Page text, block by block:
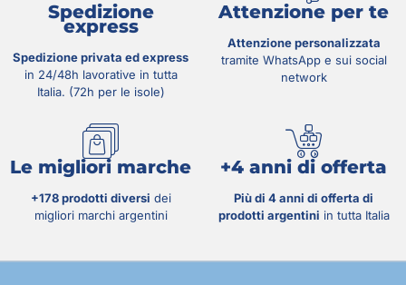
Spedizione
express
Spedizione privata ed express
in 24/48h lavorative in tutta
Italia. (72h per le isole)
Attenzione per te
Attenzione personalizzata
tramite WhatsApp e sui social
network
Le migliori marche
+178 prodotti diversi dei
migliori marchi argentini
+4 anni di offerta
Più di 4 anni di offerta di
prodotti argentini in tutta Italia